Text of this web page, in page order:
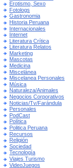
Erotismo, Sexo
Fotologs
Gastronomia
Historia Peruana
Internacionales
Internet
Literatura Crítica
Literatura Relatos
Marketing
Mascotas
Medicina
Miscelánea
Miscelanea Personales
Música
Naturaleza/Animales
Negocios Corporativos
Noticias/Tv/Farándula
Personales
PodCast
Política
Politica Peruana
Recursos
Religión
Sociedad
Tecnología
Viajes Turismo
VideoJuegos